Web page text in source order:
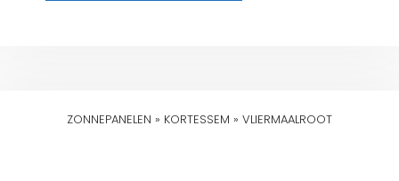
ZONNEPANELEN » KORTESSEM » VLIERMAALROOT